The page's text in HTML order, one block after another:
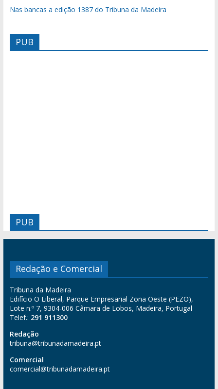
Nas bancas a edição 1387 do Tribuna da Madeira
PUB
PUB
Redação e Comercial
Tribuna da Madeira
Edifício O Liberal, Parque Empresarial Zona Oeste (PEZO),
Lote n.º 7, 9304-006 Câmara de Lobos, Madeira, Portugal
Telef.: 291 911300
Redação
tribuna@tribunadamadeira.pt
Comercial
comercial@tribunadamadeira.pt